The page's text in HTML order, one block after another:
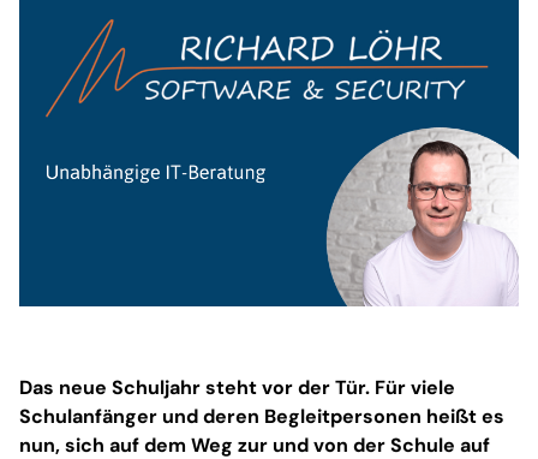
Das neue Schuljahr steht vor der Tür. Für viele
Schulanfänger und deren Begleitpersonen heißt es
nun, sich auf dem Weg zur und von der Schule auf